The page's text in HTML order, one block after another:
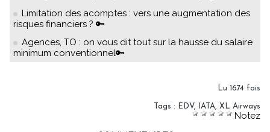
Limitation des acomptes : vers une augmentation des
risques financiers ? 🔑
Agences, TO : on vous dit tout sur la hausse du salaire
minimum conventionnel🔑
Lu 1674 fois
Tags : EDV, IATA, XL Airways
Notez